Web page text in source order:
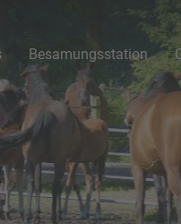
Besamungsstation